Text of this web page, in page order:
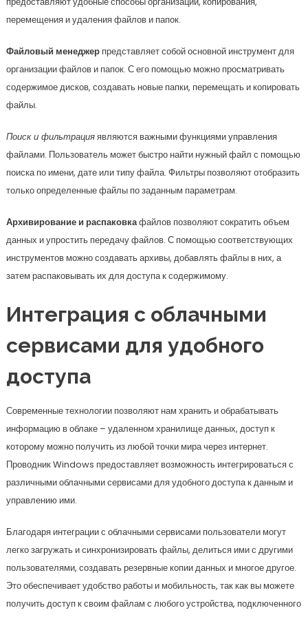
перемещения и удаления файлов и папок.
Файловый менеджерпредставляет собой основной инструмент для
организации файлов и папок. С его помощью можно просматривать
содержимое дисков, создавать новые папки, перемещать и копировать
файлы.
Поиск и фильтрацияявляются важными функциями управления
файлами. Пользователь может быстро найти нужный файл с помощью
поиска по имени, дате или типу файла. Фильтры позволяют отобразить
только определенные файлы по заданным параметрам.
Архивирование и распаковкафайлов позволяют сократить объем
данных и упростить передачу файлов. С помощью соответствующих
инструментов можно создавать архивы, добавлять файлы в них, а
затем распаковывать их для доступа к содержимому.
Интеграция с облачными
сервисами для удобного
доступа
Современные технологии позволяют нам хранить и обрабатывать
информацию в облаке – удаленном хранилище данных, доступ к
которому можно получить из любой точки мира через интернет.
Проводник Windows предоставляет возможность интегрироваться с
различными облачными сервисами для удобного доступа к данным и
управлению ими.
Благодаря интеграции с облачными сервисами пользователи могут
легко загружать и синхронизировать файлы, делиться ими с другими
пользователями, создавать резервные копии данных и многое другое.
Это обеспечивает удобство работы и мобильность, так как вы можете
получить доступ к своим файлам с любого устройства, подключенного